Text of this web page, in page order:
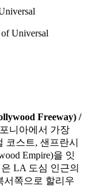
Universal
Freeway) /
니아에서 가장
코스트, 샌프란시
Empire)을 잇
LA 도심 인근의
서쪽으로 할리우